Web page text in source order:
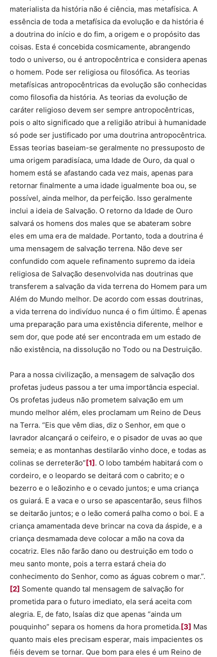
materialista da história não é ciência, mas metafísica. A
essência de toda a metafísica da evolução e da história é
a doutrina do início e do fim, a origem e o propósito das
coisas. Esta é concebida cosmicamente, abrangendo
todo o universo, ou é antropocêntrica e considera apenas
o homem. Pode ser religiosa ou filosófica. As teorias
metafísicas antropocêntricas da evolução são conhecidas
como filosofia da história. As teorias da evolução de
caráter religioso devem ser sempre antropocêntricas,
pois o alto significado que a religião atribui à humanidade
só pode ser justificado por uma doutrina antropocêntrica.
Essas teorias baseiam-se geralmente no pressuposto de
uma origem paradisíaca, uma Idade de Ouro, da qual o
homem está se afastando cada vez mais, apenas para
retornar finalmente a uma idade igualmente boa ou, se
possível, ainda melhor, da perfeição. Isso geralmente
inclui a ideia de Salvação. O retorno da Idade de Ouro
salvará os homens dos males que se abateram sobre
eles em uma era de maldade. Portanto, toda a doutrina é
uma mensagem de salvação terrena. Não deve ser
confundido com aquele refinamento supremo da ideia
religiosa de Salvação desenvolvida nas doutrinas que
transferem a salvação da vida terrena do Homem para um
Além do Mundo melhor. De acordo com essas doutrinas,
a vida terrena do indivíduo nunca é o fim último. É apenas
uma preparação para uma existência diferente, melhor e
sem dor, que pode até ser encontrada em um estado de
não existência, na dissolução no Todo ou na Destruição.
Para a nossa civilização, a mensagem de salvação dos
profetas judeus passou a ter uma importância especial.
Os profetas judeus não prometem salvação em um
mundo melhor além, eles proclamam um Reino de Deus
na Terra. “Eis que vêm dias, diz o Senhor, em que o
lavrador alcançará o ceifeiro, e o pisador de uvas ao que
semeia; e as montanhas destilarão vinho doce, e todas as
colinas se derreterão”[1]. O lobo também habitará com o
cordeiro, e o leopardo se deitará com o cabrito; e o
bezerro e o leãozinho e o cevado juntos; e uma criança
os guiará. E a vaca e o urso se apascentarão, seus filhos
se deitarão juntos; e o leão comerá palha como o boi. E a
criança amamentada deve brincar na cova da áspide, e a
criança desmamada deve colocar a mão na cova da
cocatriz. Eles não farão dano ou destruição em todo o
meu santo monte, pois a terra estará cheia do
conhecimento do Senhor, como as águas cobrem o mar.”.
[2] Somente quando tal mensagem de salvação for
prometida para o futuro imediato, ela será aceita com
alegria. E, de fato, Isaías diz que apenas “ainda um
pouquinho” separa os homens da hora prometida.[3] Mas
quanto mais eles precisam esperar, mais impacientes os
fiéis devem se tornar. Que bom para eles é um Reino de